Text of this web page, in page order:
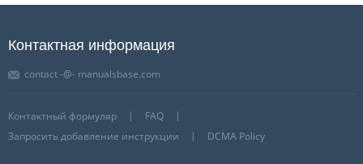
Контактная информация
contact -@- manualsbase.com
Контактный формуляр
FAQ
Запросить добавление инструкции
DCMA Policy